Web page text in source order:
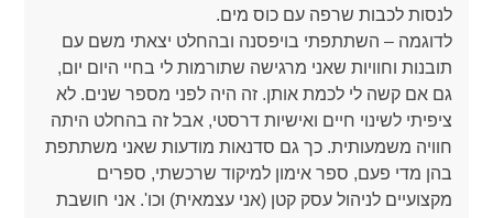
לנסות לכבות שרפה עם כוס מים.
לדוגמה – השתתפתי בויפסנה ובהחלט יצאתי משם עם
תובנות וחוויות שאני מרגישה שתורמות לי בחיי היום יום,
גם אם קשה לי לכמת אותן. זה היה לפני מספר שנים. לא
ציפיתי לשינוי חיים ואישיות דרסטי, אבל זה בהחלט היתה
חוויה משמעותית. כך גם סדנאות מודעות שאני משתתפת
בהן מדי פעם, ספר אימון למיקוד שרכשתי, ספרים
מקצועיים לניהול עסק קטן (אני עצמאית) וכו'. אני חושבת